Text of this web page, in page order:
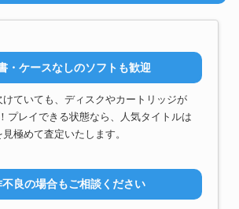
・ケースなしのソフトも歓迎
ていても、ディスクやカートリッジが
プレイできる状態なら、人気タイトルは
極めて査定いたします。
不良の場合もご相談ください